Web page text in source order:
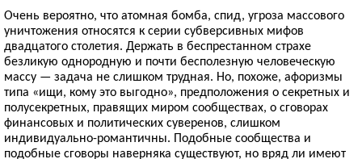
Очень вероятно, что атомная бомба, спид, угроза массового
уничтожения относятся к серии субверсивных мифов
двадцатого столетия. Держать в беспрестанном страхе
безликую однородную и почти бесполезную человеческую
массу — задача не слишком трудная. Но, похоже, афоризмы
типа «ищи, кому это выгодно», предположения о секретных и
полусекретных, правящих миром сообществах, о сговорах
финансовых и политических суверенов, слишком
индивидуально-романтичны. Подобные сообщества и
подобные сговоры наверняка существуют, но вряд ли имеют